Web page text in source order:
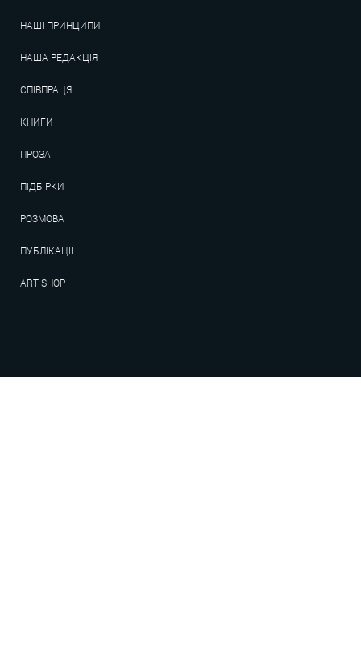
НАШІ ПРИНЦИПИ
НАША РЕДАКЦІЯ
СПІВПРАЦЯ
КНИГИ
ПРОЗА
ПІДБІРКИ
РОЗМОВА
ПУБЛІКАЦІЇ
ART SHOP